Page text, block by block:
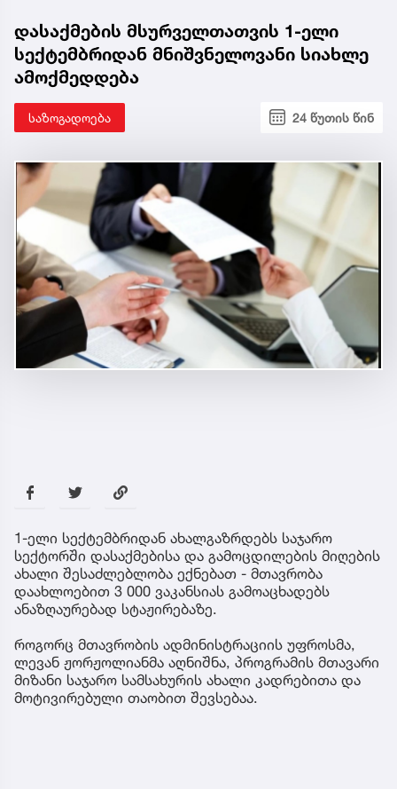
დასაქმების მსურველთათვის 1-ელი
სექტემბრიდან მნიშვნელოვანი სიახლე
ამოქმედდება
საზოგადოება 24 წუთის წინ
1-ელი სექტემბრიდან ახალგაზრდებს საჯარო
სექტორში დასაქმებისა და გამოცდილების მიღების
ახალი შესაძლებლობა ექნებათ - მთავრობა
დაახლოებით 3 000 ვაკანსიას გამოაცხადებს
ანაზღაურებად სტაჟირებაზე.
როგორც მთავრობის ადმინისტრაციის უფროსმა,
ლევან ჟორჟოლიანმა აღნიშნა, პროგრამის მთავარი
მიზანი საჯარო სამსახურის ახალი კადრებითა და
მოტივირებული თაობით შევსებაა.